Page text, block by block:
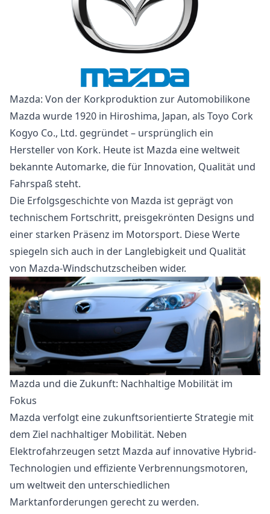
Mazda: Von der Korkproduktion zur Automobilikone
Mazda wurde 1920 in Hiroshima, Japan, als Toyo Cork
Kogyo Co., Ltd. gegründet – ursprünglich ein
Hersteller von Kork. Heute ist Mazda eine weltweit
bekannte Automarke, die für Innovation, Qualität und
Fahrspaß steht.
Die Erfolgsgeschichte von Mazda ist geprägt von
technischem Fortschritt, preisgekrönten Designs und
einer starken Präsenz im Motorsport. Diese Werte
spiegeln sich auch in der Langlebigkeit und Qualität
von Mazda-Windschutzscheiben wider.
Mazda und die Zukunft: Nachhaltige Mobilität im
Fokus
Mazda verfolgt eine zukunftsorientierte Strategie mit
dem Ziel nachhaltiger Mobilität. Neben
Elektrofahrzeugen setzt Mazda auf innovative Hybrid-
Technologien und effiziente Verbrennungsmotoren,
um weltweit den unterschiedlichen
Marktanforderungen gerecht zu werden.